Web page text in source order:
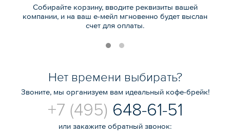
Собирайте корзину, вводите реквизиты вашей
компании, и на ваш е-мейл мгновенно будет выслан
счет для оплаты.
Нет времени выбирать?
Звоните, мы организуем вам идеальный кофе-брейк!
+7 (495) 648-61-51
или закажите обратный звонок: